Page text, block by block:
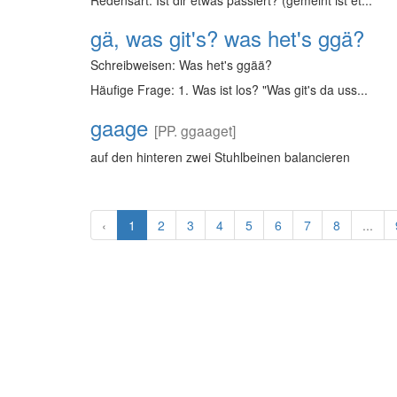
gä, was git's? was het's ggä?
Schreibweisen: Was het's ggää?
Häufige Frage: 1. Was ist los? "Was git's da uss...
gaage [PP. ggaaget]
auf den hinteren zwei Stuhlbeinen balancieren
‹ 1 2 3 4 5 6 7 8 ...